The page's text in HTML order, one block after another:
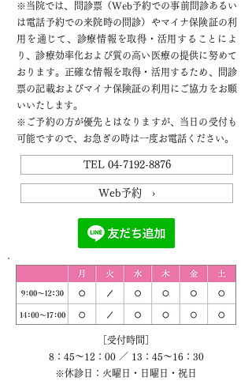
※当院では、問診票（Web予約での事前問診あるい
は電話予約での来院時の問診）やマイナ保険証の利
用を通じて、診療情報を取得・活用することによ
り、診療効率化および質の高い医療の提供に努めて
おります。正確な情報を取得・活用するため、問診
票の記載およびマイナ保険証の利用にご協力をお願
いいたします。
※ご予約の方が優先とはなりますが、当日の受付も
可能ですので、お急ぎの時は一度お電話ください。
TEL 04-7192-8876
Web予約 ›
［受付時間］
8：45～12：00 ／ 13：45～16：30
※休診日：火曜日・日曜日・祝日